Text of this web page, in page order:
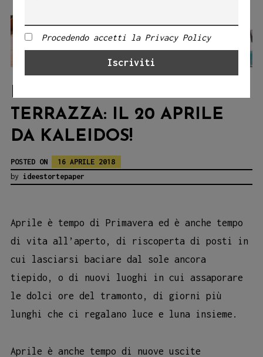
I RACCONTI DEL MARE IN
TERRAZZA: IL 20 APRILE
DA KALEIDOS!
POSTED ON
16 APRILE 2018
by ideestortepaper
Aprile è tempo di Primavera ed è anche tempo
di vita all’aperto, di riscoperta di posti in
cui lasciarsi baciare dal sole ancora
tiepido, o di nuovi luoghi in cui assaporare
le dolci ore del tramonto, di giorni più
lunghi che ci regalano luce e luna insieme.
Aprile è anche tempo di nuove uscite
Procedendo accetti la Privacy Policy